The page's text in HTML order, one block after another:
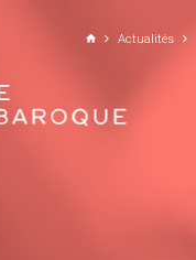
Actualités